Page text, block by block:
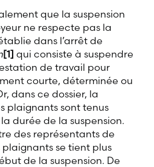
que la suspension
ne respecte pas la
dans l’arrêt de
[1] qui consiste à suspendre
de travail pour
courte, déterminée ou
dans ce dossier, la
plaignants sont tenus
durée de la suspension.
des représentants de
plaignants se tient plus
de la suspension. De